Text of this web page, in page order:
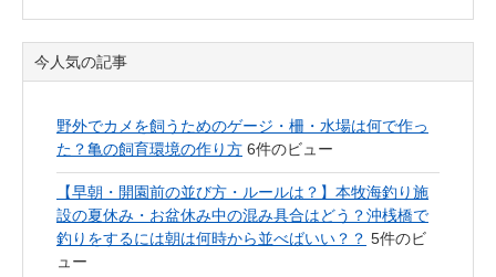
今人気の記事
野外でカメを飼うためのゲージ・柵・水場は何で作っ
た？亀の飼育環境の作り方 6件のビュー
【早朝・開園前の並び方・ルールは？】本牧海釣り施
設の夏休み・お盆休み中の混み具合はどう？沖桟橋で
釣りをするには朝は何時から並べばいい？？ 5件のビ
ュー